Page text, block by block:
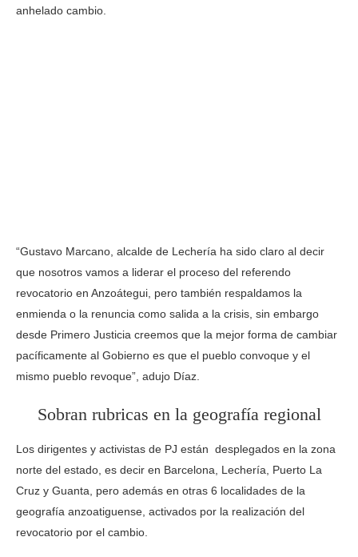
anhelado cambio.
“Gustavo Marcano, alcalde de Lechería ha sido claro al decir
que nosotros vamos a liderar el proceso del referendo
revocatorio en Anzoátegui, pero también respaldamos la
enmienda o la renuncia como salida a la crisis, sin embargo
desde Primero Justicia creemos que la mejor forma de cambiar
pacíficamente al Gobierno es que el pueblo convoque y el
mismo pueblo revoque”, adujo Díaz.
Sobran rubricas en la geografía regional
Los dirigentes y activistas de PJ están desplegados en la zona
norte del estado, es decir en Barcelona, Lechería, Puerto La
Cruz y Guanta, pero además en otras 6 localidades de la
geografía anzoatiguense, activados por la realización del
revocatorio por el cambio.